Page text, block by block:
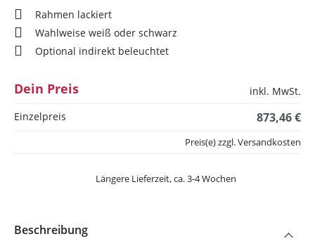
Rahmen lackiert
Wahlweise weiß oder schwarz
Optional indirekt beleuchtet
Dein Preis
inkl. MwSt.
Einzelpreis
873,46 €
Längere Lieferzeit, ca. 3-4 Wochen
Preis(e) zzgl. Versandkosten
Beschreibung